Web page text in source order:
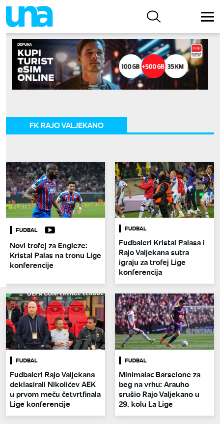
FK RAJO VALJEKANO
FUDBAL
Novi trofej za Engleze:
Kristal Palas na tronu Lige
konferencije
FUDBAL
Fudbaleri Kristal Palasa i
Rajo Valjekana sutra
igraju za trofej Lige
konferencija
FUDBAL
Fudbaleri Rajo Valjekana
deklasirali Nikolićev AEK
u prvom meču četvrtfinala
Lige konferencije
FUDBAL
Minimalac Barselone za
beg na vrhu: Arauho
srušio Rajo Valjekano u
29. kolu La Lige